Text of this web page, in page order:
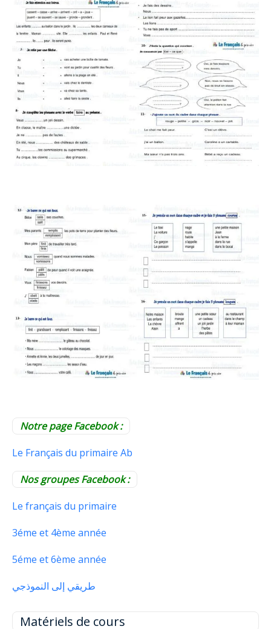
Notre page Facebook :
Le Français du primaire Ab
Nos groupes Facebook :
Le français du primaire
3éme et 4ème année
5éme et 6ème année
طريقي إلى النموذجي
Matériels de cours